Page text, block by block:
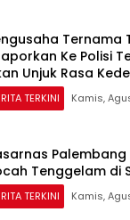
Ternama
Ke Polisi
Unjuk Rasa
TERKINI Kamis,
Palembang
Tenggelam di
TERKINI Kamis,